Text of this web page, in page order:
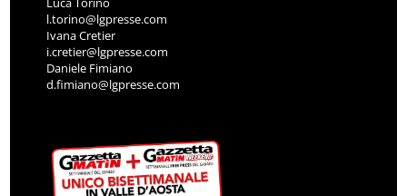
l.torino@lgpresse.com
Ivana Cretier
i.cretier@lgpresse.com
Daniele Fimiano
d.fimiano@lgpresse.com